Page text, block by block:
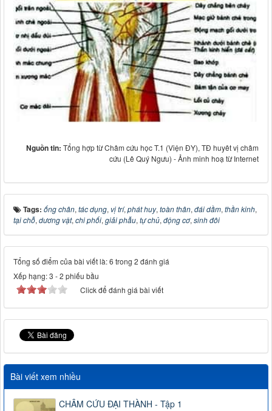
Nguồn tin: Tổng hợp từ Châm cứu học T.1 (Viện ĐY), TĐ huyêt vị châm
cứu (Lê Quý Ngưu) - Ảnh minh hoạ từ Internet
Tags: ống chân, tác dụng, vị trí, phát huy, toàn thân, đái dầm, thần kinh,
tại chỗ, dương vật, chi phối, giải phẫu, tự chủ, động cơ, sinh đôi
Tổng số điểm của bài viết là: 6 trong 2 đánh giá
Xếp hạng:3 -2 phiếu bầu
Click để đánh giá bài viết
Bài viết xem nhiều
CHÂM CỨU ĐẠI THÀNH - Tập 1